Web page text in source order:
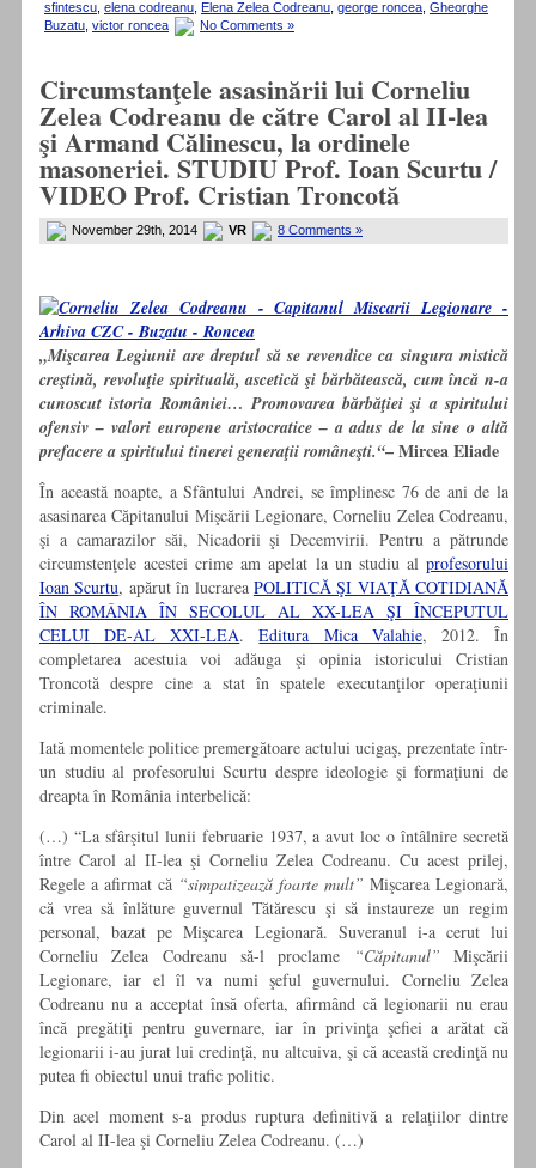
sfintescu elena codreanu Elena Zelea Codreanu george roncea Gheorghe
Buzatu victor roncea No Comments »
Circumstanţele asasinării lui Corneliu
Zelea Codreanu de către Carol al II-lea
şi Armand Călinescu, la ordinele
masoneriei. STUDIU Prof. Ioan Scurtu /
VIDEO Prof. Cristian Troncotă
November 29th, 2014 VR 8 Comments »
„Mişcarea Legiunii are dreptul să se revendice ca singura mistică
creştină, revoluţie spirituală, ascetică şi bărbătească, cum încă n-a
cunoscut istoria României… Promovarea bărbăţiei şi a spiritului
ofensiv – valori europene aristocratice – a adus de la sine o altă
prefacere a spiritului tinerei generaţii româneşti.“– Mircea Eliade
În această noapte, a Sfântului Andrei, se împlinesc 76 de ani de la
asasinarea Căpitanului Mişcării Legionare, Corneliu Zelea Codreanu,
şi a camarazilor săi, Nicadorii şi Decemvirii. Pentru a pătrunde
circumstenţele acestei crime am apelat la un studiu al profesorului
Ioan Scurtu, apărut în lucrarea POLITICĂ ŞI VIAŢĂ COTIDIANĂ
ÎN ROMÂNIA ÎN SECOLUL AL XX-LEA ŞI ÎNCEPUTUL
CELUI DE-AL XXI-LEA.Editura Mica Valahie, 2012. În
completarea acestuia voi adăuga şi opinia istoricului Cristian
Troncotă despre cine a stat în spatele executanţilor operaţiunii
criminale.
Iată momentele politice premergătoare actului ucigaş, prezentate într-
un studiu al profesorului Scurtu despre ideologie şi formaţiuni de
dreapta în România interbelică:
(…) “La sfârşitul lunii februarie 1937, a avut loc o întâlnire secretă
între Carol al II-lea şi Corneliu Zelea Codreanu. Cu acest prilej,
Regele a afirmat că “simpatizează foarte mult” Mişcarea Legionară,
că vrea să înlăture guvernul Tătărescu şi să instaureze un regim
personal, bazat pe Mişcarea Legionară. Suveranul i-a cerut lui
Corneliu Zelea Codreanu să-l proclame
“Căpitanul”Mişcării
Legionare, iar el îl va numi şeful guvernului. Corneliu Zelea
Codreanu nu a acceptat însă oferta, afirmând că legionarii nu erau
încă pregătiţi pentru guvernare, iar în privinţa şefiei a arătat că
legionarii i-au jurat lui credinţă, nu altcuiva, şi că această credinţă nu
putea fi obiectul unui trafic politic.
Din acel moment s-a produs ruptura definitivă a relaţiilor dintre
Carol al II-lea şi Corneliu Zelea Codreanu. (…)